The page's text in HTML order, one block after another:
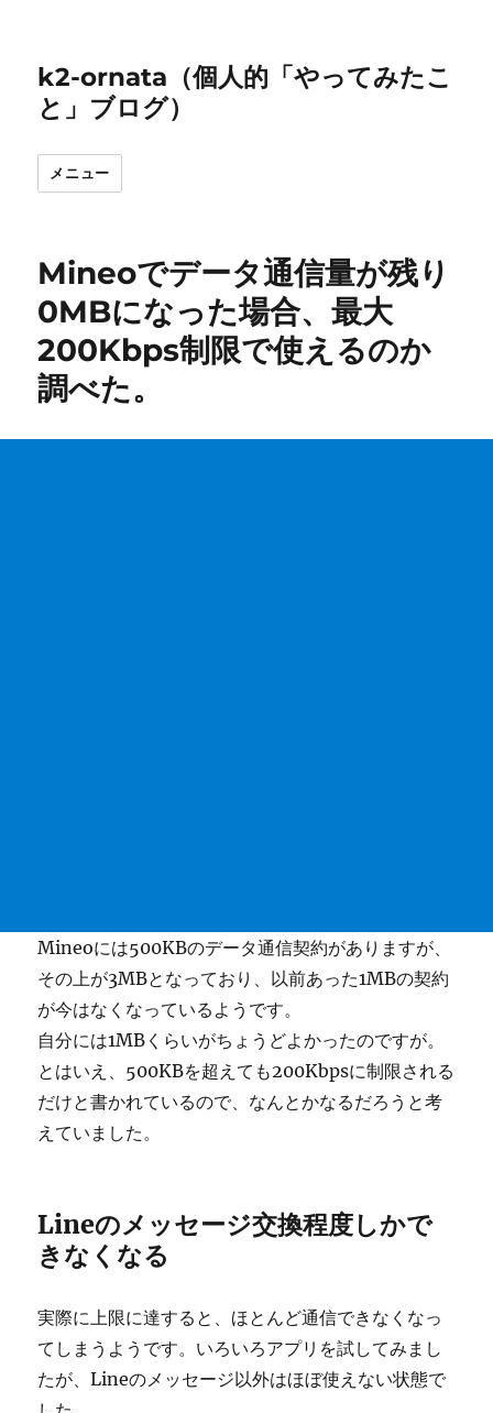
k2-ornata（個人的「やってみたこ
と」ブログ）
メニュー
Mineoでデータ通信量が残り
0MBになった場合、最大
200Kbps制限で使えるのか
調べた。
Mineoには500KBのデータ通信契約がありますが、
その上が3MBとなっており、以前あった1MBの契約
が今はなくなっているようです。
自分には1MBくらいがちょうどよかったのですが。
とはいえ、500KBを超えても200Kbpsに制限される
だけと書かれているので、なんとかなるだろうと考
えていました。
Lineのメッセージ交換程度しかで
きなくなる
実際に上限に達すると、ほとんど通信できなくなっ
てしまうようです。いろいろアプリを試してみまし
たが、Lineのメッセージ以外はほぼ使えない状態で